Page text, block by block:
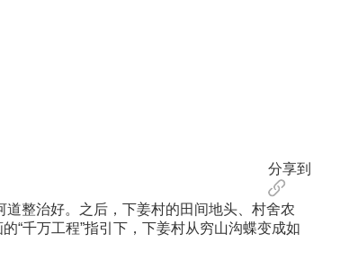
分享到
整治好。之后，下姜村的田间地头、村舍农
“千万工程”指引下，下姜村从穷山沟蝶变成如